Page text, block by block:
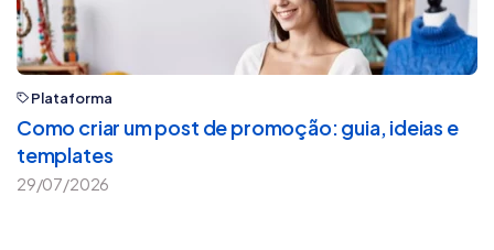
Plataforma
Como criar um post de promoção: guia, ideias e
templates
29/07/2026